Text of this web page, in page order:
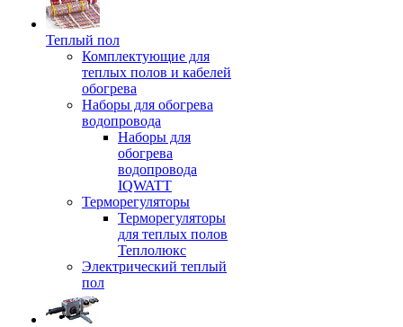
Теплый пол
Комплектующие для
теплых полов и кабелей
обогрева
Наборы для обогрева
водопровода
Наборы для
обогрева
водопровода
IQWATT
Терморегуляторы
Терморегуляторы
для теплых полов
Теплолюкс
Электрический теплый
пол